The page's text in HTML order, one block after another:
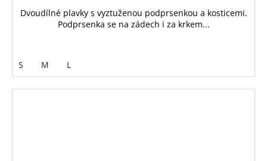
Dvoudílné plavky s vyztuženou podprsenkou a kosticemi.
Podprsenka se na zádech i za krkem...
S M L